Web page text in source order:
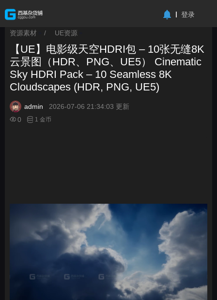
登录
资源素材 / UE资源
【UE】电影级天空HDRI包 – 10张无缝8K
云景图（HDR、PNG、UE5） Cinematic
Sky HDRI Pack – 10 Seamless 8K
Cloudscapes (HDR, PNG, UE5)
admin
2026-07-06 21:34:03 更新
0
1 金币